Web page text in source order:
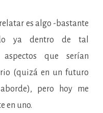
es algo -bastante
ya dentro de tal
que serían
(quizá en un futuro
pero hoy me
en uno.